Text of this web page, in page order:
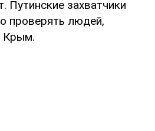
Путинские захватчики
проверять людей,
Крым.